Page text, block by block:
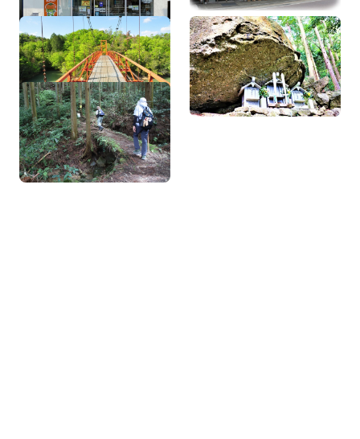
杉村公園 不動山の巨石
ダイヤモンドトレイル